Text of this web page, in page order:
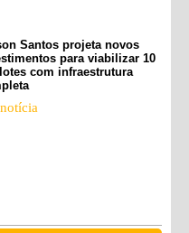
Santos projeta novos
para viabilizar 10
com infraestrutura